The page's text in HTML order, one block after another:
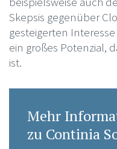
Skepsis gegenüber
gesteigerten
ein großes Potenzial,
ist.
Mehr
zu Continia